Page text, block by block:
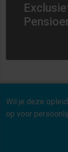
Wil je deze
op voor